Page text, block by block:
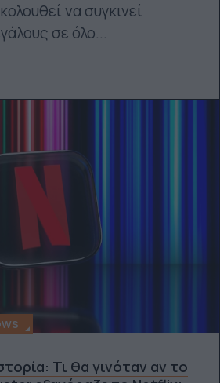
να συγκινεί
σε όλο...
Τι θα γινόταν αν το